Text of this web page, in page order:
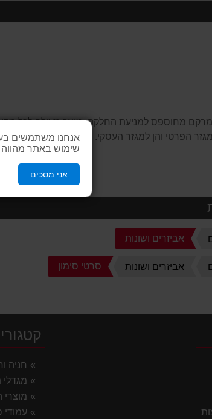
אנחנו משתמשים
שימוש באתר
אני מסכים
מרקם מחוספס למניעת החלקה. מוצר מעולה לכל
הפרטי והן למגזר העסקי. מונע תאונות
אביזרים ושונות
אביזרים ושונות סרטי סימון
חניה
מגדלי
מוצרי
עמודי